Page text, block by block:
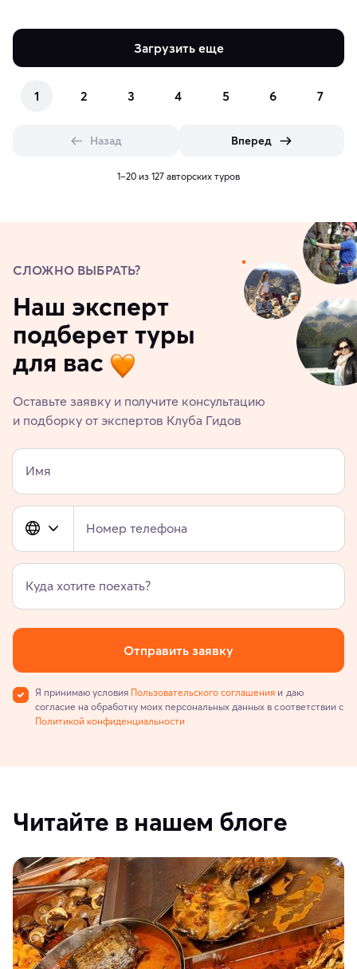
Загрузить еще
1 2 3 4 5 6 7
Назад Вперед
1–20 из 127 авторских туров
СЛОЖНО ВЫБРАТЬ?
Наш эксперт
подберет туры
для вас
Оставьте заявку и получите консультацию
и подборку от экспертов Клуба Гидов
Имя
Номер телефона
Куда хотите поехать?
Отправить заявку
Я принимаю условия Пользовательского соглашения и даю
согласие на обработку моих персональных данных в соответствии с
Политикой конфиденциальности
Читайте в нашем блоге